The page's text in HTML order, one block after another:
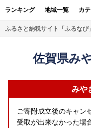
ランキング 地域一覧 カ
ふるさと納税サイト「ふるなび」
佐賀県み
みや
ご寄附成立後のキャン
受取が出来なかった場